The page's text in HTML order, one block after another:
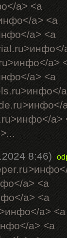
a> <a
a> <a
a> <a
a>
a> <a
a>
8:46)
a> <a
a> <a
a> <a
a> <a